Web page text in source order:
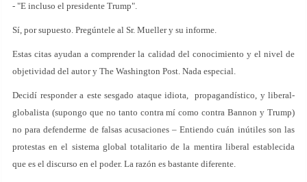
- "E incluso el presidente Trump".
Sí, por supuesto. Pregúntele al Sr. Mueller y su informe.
Estas citas ayudan a comprender la calidad del conocimiento y el nivel de
objetividad del autor y The Washington Post. Nada especial.
Decidí responder a este sesgado ataque idiota, propagandístico, y liberal-
globalista (supongo que no tanto contra mí como contra Bannon y Trump)
no para defenderme de falsas acusaciones – Entiendo cuán inútiles son las
protestas en el sistema global totalitario de la mentira liberal establecida
que es el discurso en el poder. La razón es bastante diferente.